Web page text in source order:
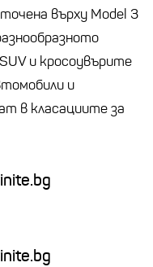
върху Model 3
и кросоувърите
и
в класациите за